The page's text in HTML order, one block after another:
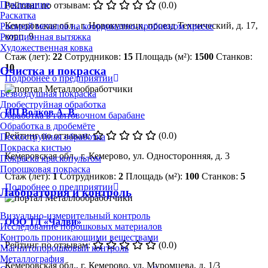
Пуклевание
Раскатка
Раскрой металла на координатно-пробивном прессе
Ротационная вытяжка
Художественная ковка
Очистка и покраска
Безвоздушная покраска
Дробеструйная обработка
Обработка в галтовочном барабане
Обработка в дробемёте
Пескоструйная обработка
Покраска кистью
Покраска краскопультом
Порошковая покраска
Лаборатория и контроль
Визуально-измерительный контроль
Исследование порошковых материалов
Контроль проникающими веществами
Магнитопорошковый контроль
Металлография
Рейтинг по отзывам:
(0.0)
Кемеровская обл., г. Новокузнецк, проезд Технический, д. 17,
корп. 9
Стаж (лет): 22 Сотрудников: 15 Площадь (м²): 1500 Станков:
10
Подробнее о предприятии
ИП Волков А. В.
Рейтинг по отзывам:
(0.0)
Кемеровская обл., г. Кемерово, ул. Односторонняя, д. 3
Стаж (лет):1 Сотрудников: 2 Площадь (м²): 100 Станков: 5
Подробнее о предприятии
ООО ТД «Чалви»
Рейтинг по отзывам:
(0.0)
Кемеровская обл., г. Кемерово, ул. Муромцева, д. 1/3